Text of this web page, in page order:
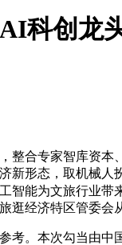
科创龙
合专家智库资本
新形态，取机械
智能为文旅行业
逛经济特区管委
。本次勾当由中